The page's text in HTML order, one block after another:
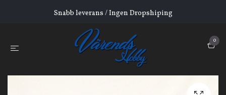
Snabb leverans / Ingen Dropshiping
0